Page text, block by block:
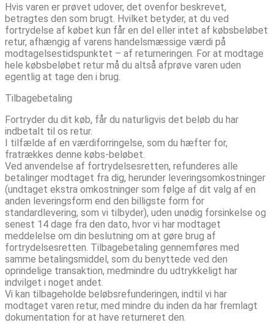
Hvis varen er prøvet udover, det ovenfor beskrevet,
betragtes den som brugt. Hvilket betyder, at du ved
fortrydelse af købet kun får en del eller intet af købsbeløbet
retur, afhængig af varens handelsmæssige værdi på
modtagelsestidspunktet – af returneringen. For at modtage
hele købsbeløbet retur må du altså afprøve varen uden
egentlig at tage den i brug.
Tilbagebetaling
Fortryder du dit køb, får du naturligvis det beløb du har
indbetalt til os retur.
I tilfælde af en værdiforringelse, som du hæfter for,
fratrækkes denne købs-beløbet.
Ved anvendelse af fortrydelsesretten, refunderes alle
betalinger modtaget fra dig, herunder leveringsomkostninger
(undtaget ekstra omkostninger som følge af dit valg af en
anden leveringsform end den billigste form for
standardlevering, som vi tilbyder), uden unødig forsinkelse og
senest 14 dage fra den dato, hvor vi har modtaget
meddelelse om din beslutning om at gøre brug af
fortrydelsesretten. Tilbagebetaling gennemføres med
samme betalingsmiddel, som du benyttede ved den
oprindelige transaktion, medmindre du udtrykkeligt har
indvilget i noget andet.
Vi kan tilbageholde beløbsrefunderingen, indtil vi har
modtaget varen retur, med mindre du inden da har fremlagt
dokumentation for at have returneret den.